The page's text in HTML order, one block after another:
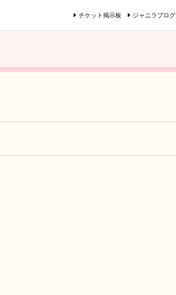
チケット掲示板 ジャニラブログ